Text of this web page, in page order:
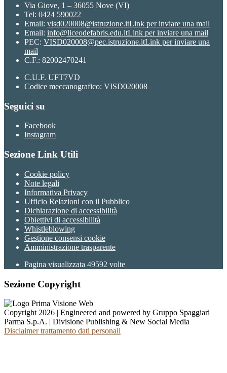
Via Giove, 1 – 36055 Nove (VI)
Tel: 0424 590022
Email: visd020008@istruzione.itLink per inviare una mail
Email: info@liceodefabris.edu.itLink per inviare una mail
PEC: VISD020008@pec.istruzione.itLink per inviare una
mail
C.F.: 82002470241
C.U.F. UFT7VD
Codice meccanografico: VISD020008
Seguici su
Facebook
Instagram
Sezione Link Utili
Cookie policy
Note legali
Informativa Privacy
Ufficio Relazioni con il Pubblico
Dichiarazione di accessibilità
Obiettivi di accessibilità
Whistleblowing
Gestione consensi cookie
Amministrazione trasparente
Pagina visualizzata 49592 volte
Sezione Copyright
Copyright 2026 | Engineered and powered by Gruppo Spaggiari
Parma S.p.A. | Divisione Publishing & New Social Media
Disclaimer trattamento dati personali